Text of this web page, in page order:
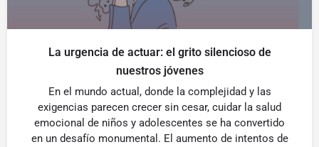
La urgencia de actuar: el grito silencioso de
nuestros jóvenes
En el mundo actual, donde la complejidad y las
exigencias parecen crecer sin cesar, cuidar la salud
emocional de niños y adolescentes se ha convertido
en un desafío monumental. El aumento de intentos de